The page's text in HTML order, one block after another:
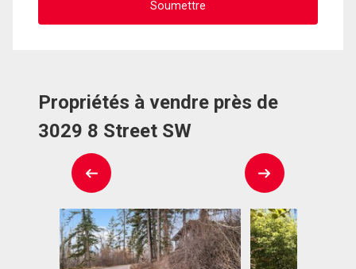
Propriétés à vendre près de
3029 8 Street SW